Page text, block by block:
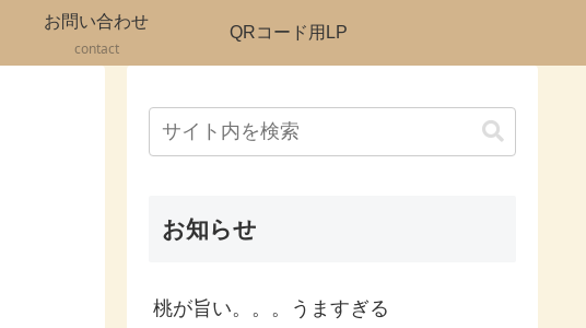
お問い合わせ
contact
QRコード用LP
お知らせ
桃が旨い。。。うますぎる